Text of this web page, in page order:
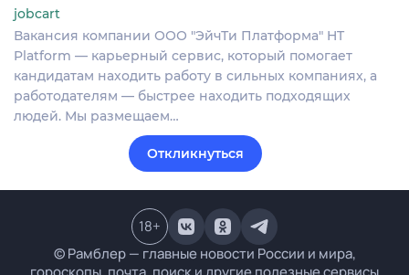
jobcart
Вакансия компании ООО "ЭйчТи Платформа" HT
Platform — карьерный сервис, который помогает
кандидатам находить работу в сильных компаниях, а
работодателям — быстрее находить подходящих
людей. Мы размещаем…
Откликнуться
© Рамблер — главные новости России и мира,
18+